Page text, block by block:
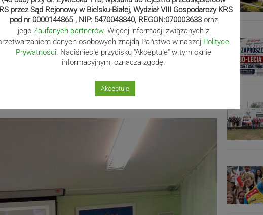
przez Sąd Rejonowy w Bielsku-Białej, Wydział VIII Gospodarczy KRS
pod nr 0000144865 , NIP: 5470048840, REGON:070003633 oraz
jego Zaufanych partnerów. Więcej informacji związanych z
danych osobowych znajdą Państwo w naszej Polityce
Prywatności . Naciśniecie przycisku "Akceptuje" w tym oknie
informacyjnym, oznacza zgodę.
Akceptuje